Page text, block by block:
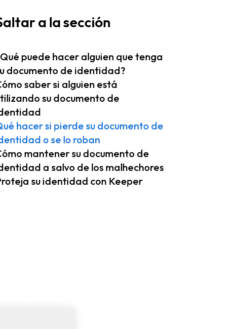
a la sección
puede hacer alguien que tenga
documento de identidad?
saber si alguien está
su documento de
hacer si pierde su documento de
o se lo roban
mantener su documento de
a salvo de los malhechores
su identidad con Keeper